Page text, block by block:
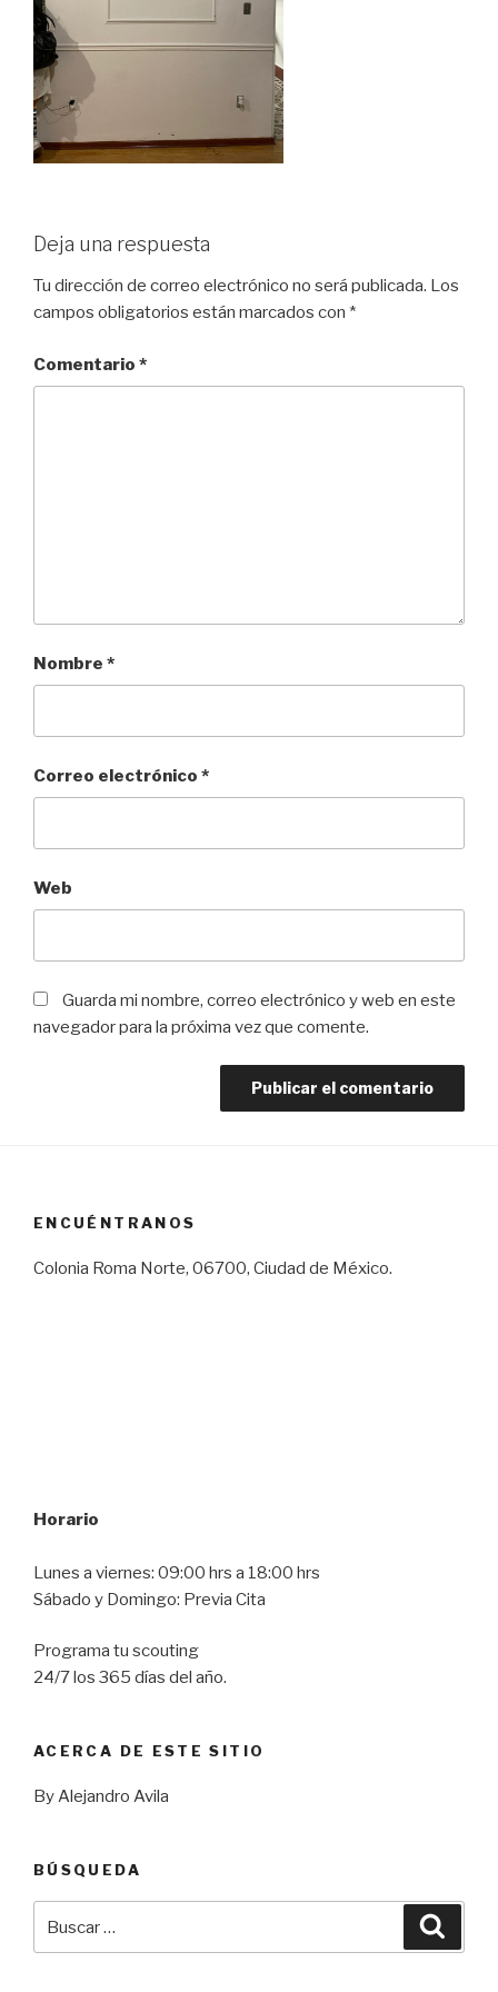
Deja una respuesta
Tu dirección de correo electrónico no será publicada. Los
campos obligatorios están marcados con *
Comentario *
Nombre *
Correo electrónico *
Web
Guarda mi nombre, correo electrónico y web en este
navegador para la próxima vez que comente.
ENCUÉNTRANOS
Colonia Roma Norte, 06700, Ciudad de México.
Horario
Lunes a viernes: 09:00 hrs a 18:00 hrs
Sábado y Domingo: Previa Cita
Programa tu scouting
24/7 los 365 días del año.
ACERCA DE ESTE SITIO
By Alejandro Avila
BÚSQUEDA